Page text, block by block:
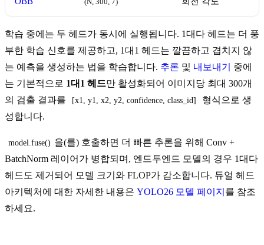
(N, 300, 7)
학습 중에는 두 헤드가 동시에 실행됩니다. 1대다 헤드는 더 풍
부한 학습 신호를 제공하고, 1대1 헤드는 깔끔하고 겹치지 않
는 예측을 생성하는 법을 학습합니다. 추론 및 내보내기
중에
는 기본적으로 1대1 헤드만 활성화되어 이미지당 최대 300개
의 검출 결과를
[x1, y1, x2, y2, confidence, class_id]
형식으로 생
성합니다.
model.fuse() 을(를) 호출하면 더 빠른 추론을 위해 Conv +
BatchNorm 레이어가 병합되며, 엔드투엔드 모델의 경우 1대다
헤드도 제거되어 모델 크기와 FLOP가 감소합니다. 듀얼 헤드
아키텍처에 대한 자세한 내용은 YOLO26 모델 페이지 를 참조
하세요.